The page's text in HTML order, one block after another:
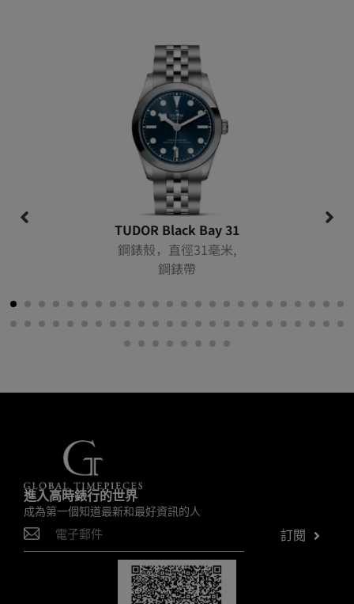
TUDOR Black Bay 31
鋼錶殼，直徑31毫米,
鋼錶帶
進入高時錶行的世界
成為第一個知道最新和最好資訊的人
訂閱